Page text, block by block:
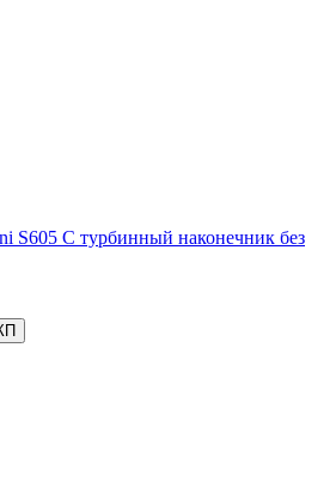
S605 C турбинный наконечник без